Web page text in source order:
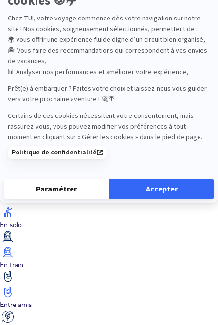
Culture
Dans les îles
En solo
En train
Entre amis